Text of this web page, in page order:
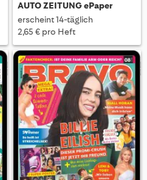
AUTO ZEITUNG ePaper
erscheint 14-täglich
2,65 € pro Heft